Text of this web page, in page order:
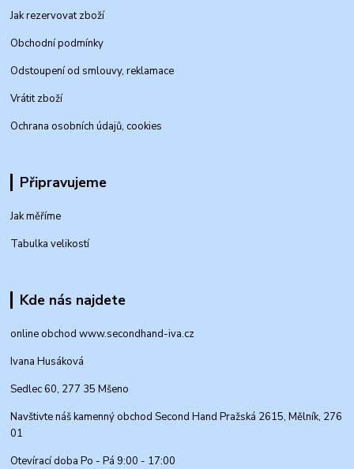
Jak rezervovat zboží
Obchodní podmínky
Odstoupení od smlouvy, reklamace
Vrátit zboží
Ochrana osobních údajů, cookies
Připravujeme
Jak měříme
Tabulka velikostí
Kde nás najdete
online obchod www.secondhand-iva.cz
Ivana Husáková
Sedlec 60, 277 35 Mšeno
Navštivte náš kamenný obchod Second Hand Pražská 2615, Mělník, 276
01
Otevírací doba Po - Pá 9:00 - 17:00